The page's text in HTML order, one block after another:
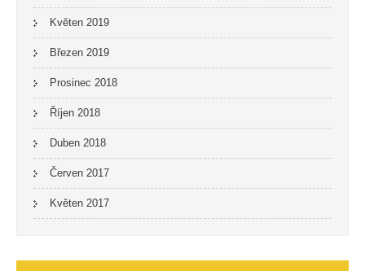
Květen 2019
Březen 2019
Prosinec 2018
Říjen 2018
Duben 2018
Červen 2017
Květen 2017